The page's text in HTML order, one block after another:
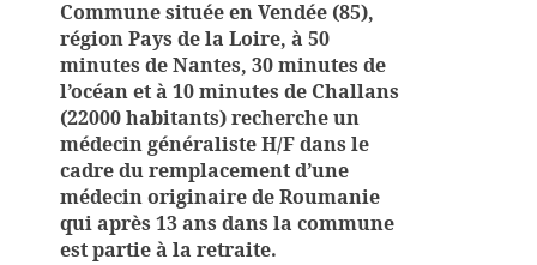
Commune située en Vendée (85),
région Pays de la Loire, à 50
minutes de Nantes, 30 minutes de
l’océan et à 10 minutes de Challans
(22000 habitants) recherche un
médecin généraliste H/F dans le
cadre du remplacement d’une
médecin originaire de Roumanie
qui après 13 ans dans la commune
est partie à la retraite.